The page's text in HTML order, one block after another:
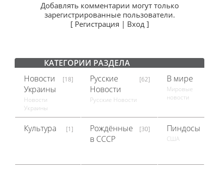
Добавлять комментарии могут только
зарегистрированные пользователи.
[ Регистрация | Вход]
КАТЕГОРИИ РАЗДЕЛА
Новости
Украины
[18]
Новости
Украины
Русские
Новости
[62]
Русские Новости
В мире
Мировые
новости
Культура [1]
Рождённые
в СССР
[30] Пиндосы
США